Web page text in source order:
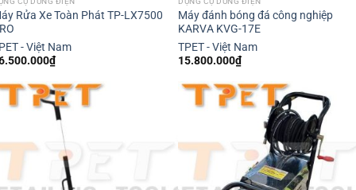
Rửa Xe Toàn Phát TP-LX7500
- Việt Nam
₫
Máy đánh bóng đá công nghiệp
KARVA KVG-17E
TPET - Việt Nam
15.800.000₫